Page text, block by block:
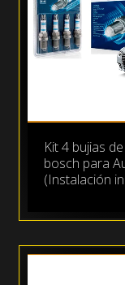
Kit 4 bujias
bosch para
(Instalación